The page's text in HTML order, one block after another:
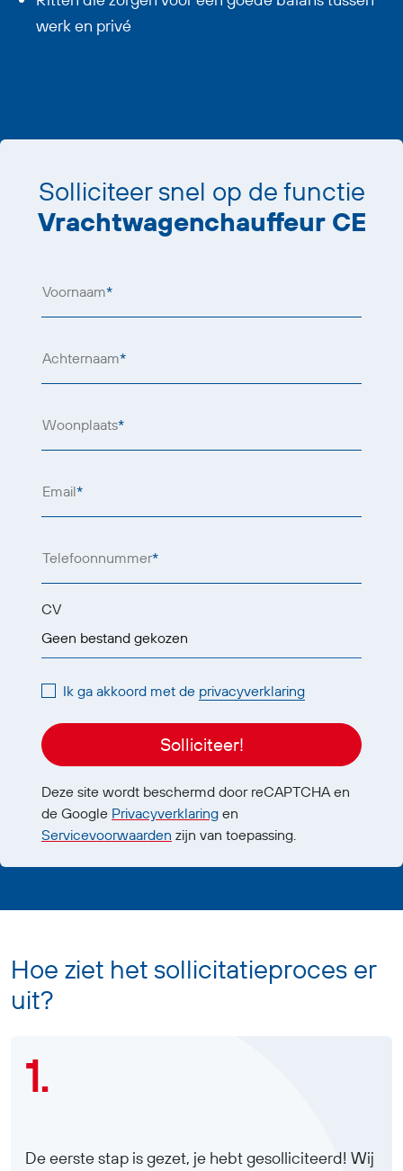
werk en privé
Solliciteer snel op de functie
Vrachtwagenchauffeur CE
Voornaam*
Achternaam*
Woonplaats*
Email*
Telefoonnummer*
CV
Geen bestand gekozen
Ik ga akkoord met de privacyverklaring
Solliciteer!
Deze site wordt beschermd door reCAPTCHA en
de Google Privacyverklaring en
Servicevoorwaarden zijn van toepassing.
Hoe ziet het sollicitatieproces er
uit?
1.
De eerste stap is gezet, je hebt gesolliciteerd! Wij